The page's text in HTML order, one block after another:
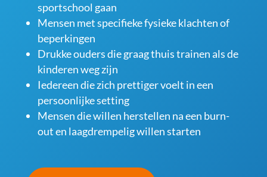
sportschool gaan
Mensen met specifieke fysieke klachten of
beperkingen
Drukke ouders die graag thuis trainen als de
kinderen weg zijn
Iedereen die zich prettiger voelt in een
persoonlijke setting
Mensen die willen herstellen na een burn-
out en laagdrempelig willen starten